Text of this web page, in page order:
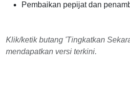
Pembaikan pepijat dan
Klik/ketik butang 'Tingkatkan
mendapatkan versi terkini.